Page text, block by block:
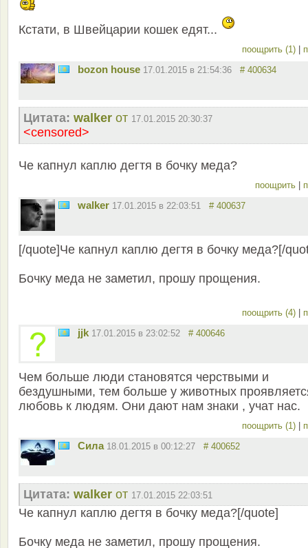
Кстати, в Швейцарии кошек едят...
поощрить (1)
bozon house 17.01.2015 в 21:54:36 # 400634
Цитата: walker от 17.01.2015 20:30:37
<censored>
Че капнул каплю дегтя в бочку меда?
поощрить
walker 17.01.2015 в 22:03:51 # 400637
[/quote]Че капнул каплю дегтя в бочку меда?[/
Бочку меда не заметил, прошу прощения.
поощрить (4)
jjk 17.01.2015 в 23:02:52 # 400646
Чем больше люди становятся черствыми и
бездушными, тем больше у животных
любовь к людям. Они дают нам знаки , учат нас.
поощрить (1)
Сила 18.01.2015 в 00:12:27 # 400652
Цитата: walker от 17.01.2015 22:03:51
Че капнул каплю дегтя в бочку меда?[/quote]
Бочку меда не заметил, прошу прощения.